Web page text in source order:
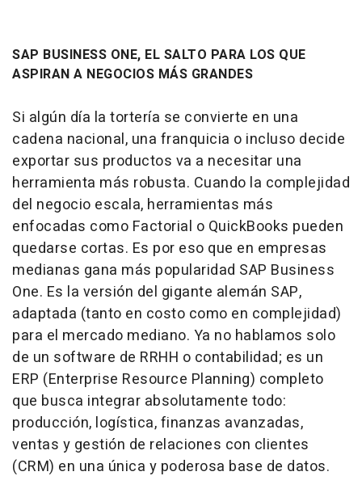
SAP BUSINESS ONE, EL SALTO PARA LOS QUE
ASPIRAN A NEGOCIOS MÁS GRANDES
Si algún día la tortería se convierte en una
cadena nacional, una franquicia o incluso decide
exportar sus productos va a necesitar una
herramienta más robusta. Cuando la complejidad
del negocio escala, herramientas más
enfocadas como Factorial o QuickBooks pueden
quedarse cortas. Es por eso que en empresas
medianas gana más popularidad SAP Business
One. Es la versión del gigante alemán SAP,
adaptada (tanto en costo como en complejidad)
para el mercado mediano. Ya no hablamos solo
de un software de RRHH o contabilidad; es un
ERP (Enterprise Resource Planning) completo
que busca integrar absolutamente todo:
producción, logística, finanzas avanzadas,
ventas y gestión de relaciones con clientes
(CRM) en una única y poderosa base de datos.